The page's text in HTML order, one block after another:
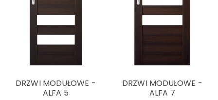
DRZWI MODUŁOWE -
ALFA 5
DRZWI MODUŁOWE -
ALFA 7